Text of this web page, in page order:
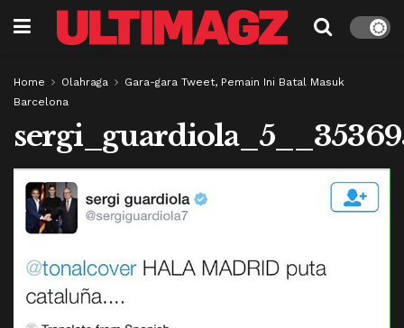
Home Olahraga
Gara-gara Tweet, Pemain Ini Batal Masuk
Barcelona